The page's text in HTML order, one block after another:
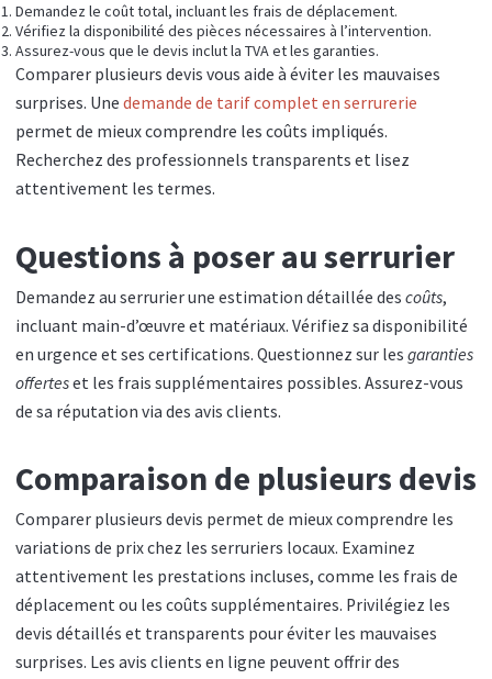
Demandez le coût total, incluant les frais de déplacement.
Vérifiez la disponibilité des pièces nécessaires à l’intervention.
Assurez-vous que le devis inclut la TVA et les garanties.
Comparer plusieurs devis vous aide à éviter les mauvaises
surprises. Une demande de tarif complet en serrurerie
permet de mieux comprendre les coûts impliqués.
Recherchez des professionnels transparents et lisez
attentivement les termes.
Questions à poser au serrurier
Demandez au serrurier une estimation détaillée des coûts,
incluant main-d’œuvre et matériaux. Vérifiez sa disponibilité
en urgence et ses certifications. Questionnez sur les garanties
offerteset les frais supplémentaires possibles. Assurez-vous
de sa réputation via des avis clients.
Comparaison de plusieurs devis
Comparer plusieurs devis permet de mieux comprendre les
variations de prix chez les serruriers locaux. Examinez
attentivement les prestations incluses, comme les frais de
déplacement ou les coûts supplémentaires. Privilégiez les
devis détaillés et transparents pour éviter les mauvaises
surprises. Les avis clients en ligne peuvent offrir des